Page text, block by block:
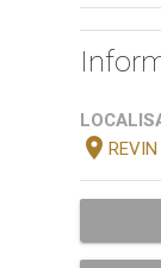
location_onREVIN